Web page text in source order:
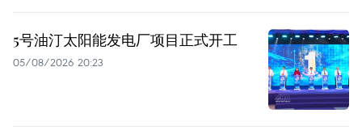
5号油汀太阳能发电厂项目正式开工
05/08/2026 20:23